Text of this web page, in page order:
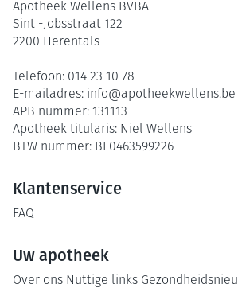
Apotheek Wellens BVBA
Sint -Jobsstraat 122
2200 Herentals
Telefoon: 014 23 10 78
E-mailadres: info@apotheekwellens.be
APB nummer: 131113
Apotheek titularis: Niel Wellens
BTW nummer: BE0463599226
Klantenservice
FAQ
Uw apotheek
Over ons Nuttige links